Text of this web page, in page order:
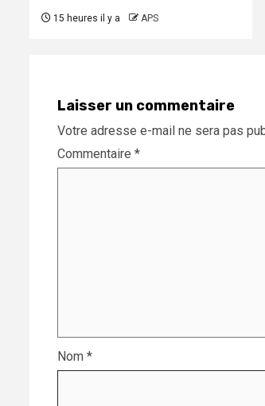
15 heures il y a APS
Laisser un commentaire
Votre adresse e-mail ne sera pas
Commentaire *
Nom *